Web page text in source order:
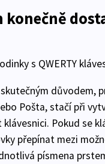
konečně
s QWERTY
skutečným důvodem,
Pošta, stačí při
Pokud se
přepínat mezi
písmena